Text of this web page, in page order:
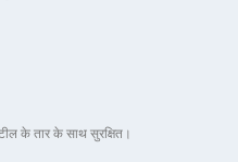
के तार के साथ सुरक्षित।